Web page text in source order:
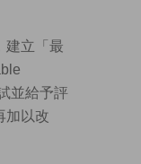
建立「最
並給予評
加以改